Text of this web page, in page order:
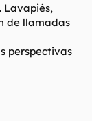
Lavapiés,
de llamadas
perspectivas